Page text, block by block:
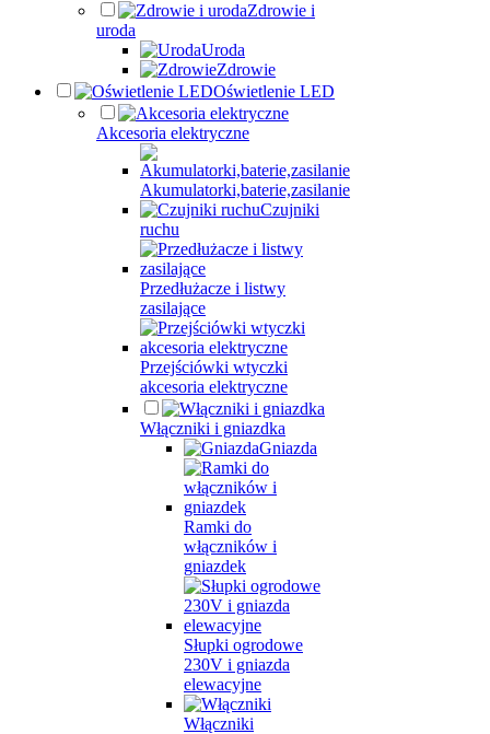
Zdrowie i
uroda
Uroda
Zdrowie
Oświetlenie LED
Akcesoria elektryczne
Akumulatorki,baterie,zasilanie
Czujniki
ruchu
Przedłużacze i listwy
zasilające
Przejściówki wtyczki
akcesoria elektryczne
Włączniki i gniazdka
Gniazda
Ramki do
włączników i
gniazdek
Słupki ogrodowe
230V i gniazda
elewacyjne
Włączniki